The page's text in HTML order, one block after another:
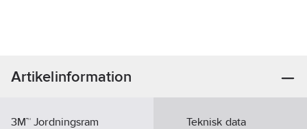
Artikelinformation
3M™ Jordningsram
Teknisk data